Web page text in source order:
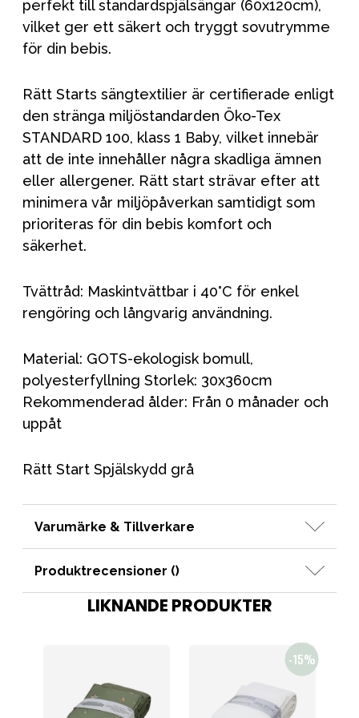
perfekt till standardspjälsängar (60x120cm),
vilket ger ett säkert och tryggt sovutrymme
för din bebis.
Rätt Starts sängtextilier är certifierade enligt
den stränga miljöstandarden Öko-Tex
STANDARD 100, klass 1 Baby, vilket innebär
att de inte innehåller några skadliga ämnen
eller allergener. Rätt start strävar efter att
minimera vår miljöpåverkan samtidigt som
prioriteras för din bebis komfort och
säkerhet.
Tvättråd: Maskintvättbar i 40°C för enkel
rengöring och långvarig användning.
Material: GOTS-ekologisk bomull,
polyesterfyllning Storlek: 30x360cm
Rekommenderad ålder: Från 0 månader och
uppåt
Rätt Start Spjälskydd grå
Varumärke & Tillverkare
Produktrecensioner ()
LIKNANDE PRODUKTER